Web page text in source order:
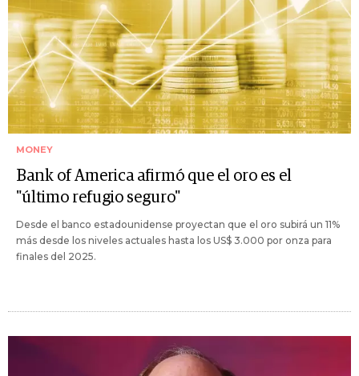
MONEY
Bank of America afirmó que el oro es el
"último refugio seguro"
Desde el banco estadounidense proyectan que el oro subirá un 11%
más desde los niveles actuales hasta los US$ 3.000 por onza para
finales del 2025.